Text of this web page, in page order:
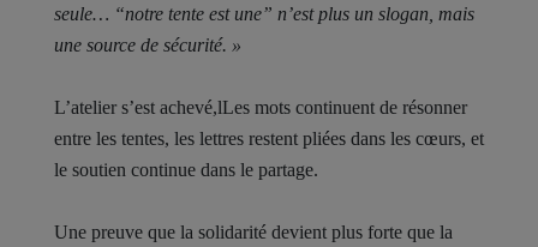
seule… “notre tente est une” n’est plus un slogan, mais
une source de sécurité. »
L’atelier s’est achevé,lLes mots continuent de résonner
entre les tentes, les lettres restent pliées dans les cœurs, et
le soutien continue dans le partage.
Une preuve que la solidarité devient plus forte que la